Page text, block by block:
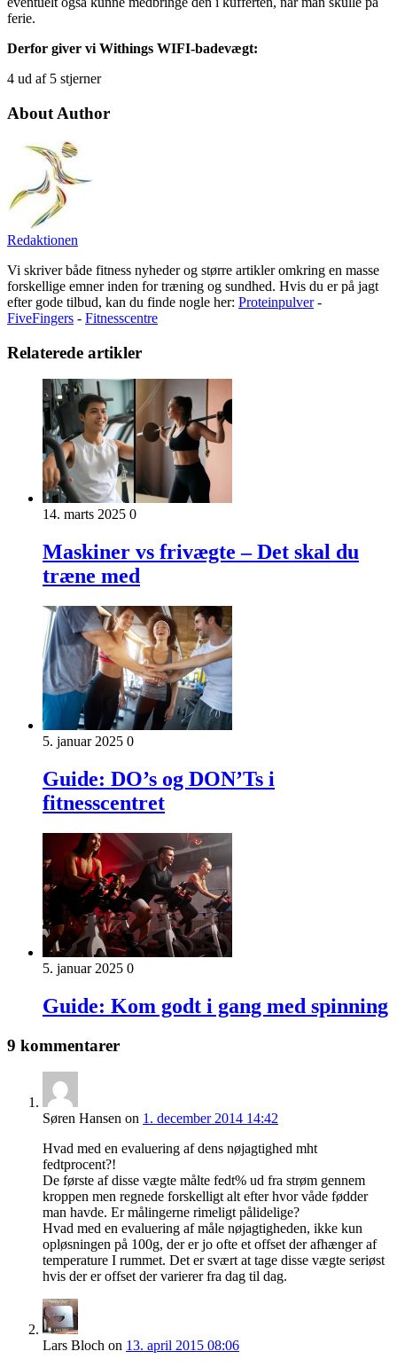
ferie.
Derfor giver vi Withings WIFI-badevægt:
4 ud af 5 stjerner
About Author
Redaktionen
Vi skriver både fitness nyheder og større artikler omkring en masse
forskellige emner inden for træning og sundhed. Hvis du er på jagt
efter gode tilbud, kan du finde nogle her: Proteinpulver-
FiveFingers - Fitnesscentre
Relaterede artikler
14. marts 2025 0
Maskiner vs frivægte – Det skal du
træne med
5. januar 2025 0
Guide: DO’s og DON’Ts i
fitnesscentret
5. januar 2025 0
Guide: Kom godt i gang med spinning
9 kommentarer
Søren Hansen on 1. december 2014 14:42
Hvad med en evaluering af dens nøjagtighed mht
fedtprocent?!
De første af disse vægte målte fedt% ud fra strøm gennem
kroppen men regnede forskelligt alt efter hvor våde fødder
man havde. Er målingerne rimeligt pålidelige?
Hvad med en evaluering af måle nøjagtigheden, ikke kun
opløsningen på 100g, der er jo ofte et offset der afhænger af
temperature I rummet. Det er svært at tage disse vægte seriøst
hvis der er offset der varierer fra dag til dag.
Lars Bloch on 13. april 2015 08:06